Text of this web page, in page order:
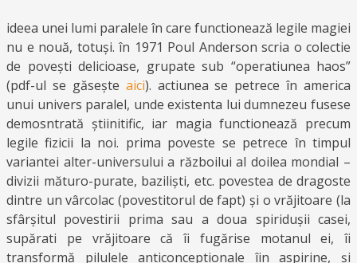
ideea unei lumi paralele în care functionează legile magiei
nu e nouă, totuși. în 1971 Poul Anderson scria o colectie
de povești delicioase, grupate sub “operatiunea haos”
(pdf-ul se găsește aici). actiunea se petrece în america
unui univers paralel, unde existenta lui dumnezeu fusese
demosntrată știinitific, iar magia functionează precum
legile fizicii la noi. prima poveste se petrece în timpul
variantei alter-universului a războilui al doilea mondial –
divizii măturo-purate, baziliști, etc. povestea de dragoste
dintre un vârcolac (povestitorul de fapt) și o vrăjitoare (la
sfârșitul povestirii prima sau a doua spiridușii casei,
supărati pe vrăjitoare că îi fugărise motanul ei, îi
transformă pilulele anticonceptionale îin aspirine, și